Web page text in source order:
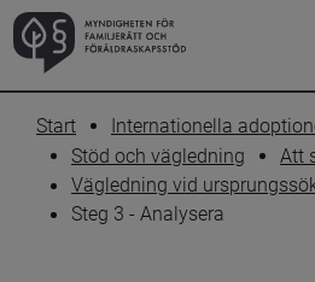
Start
Internationella
Stöd och vägledning
Att
Vägledning vid
Steg 3 - Analysera